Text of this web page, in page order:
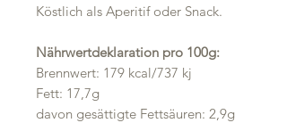
Köstlich als Aperitif oder Snack.
Nährwertdeklaration pro 100g:
Brennwert: 179 kcal/737 kj
Fett: 17,7g
davon gesättigte Fettsäuren: 2,9g